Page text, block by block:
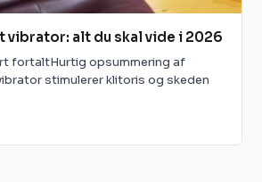
vibrator: alt du skal vide i 2026
fortaltHurtig opsummering af
stimulerer klitoris og skeden